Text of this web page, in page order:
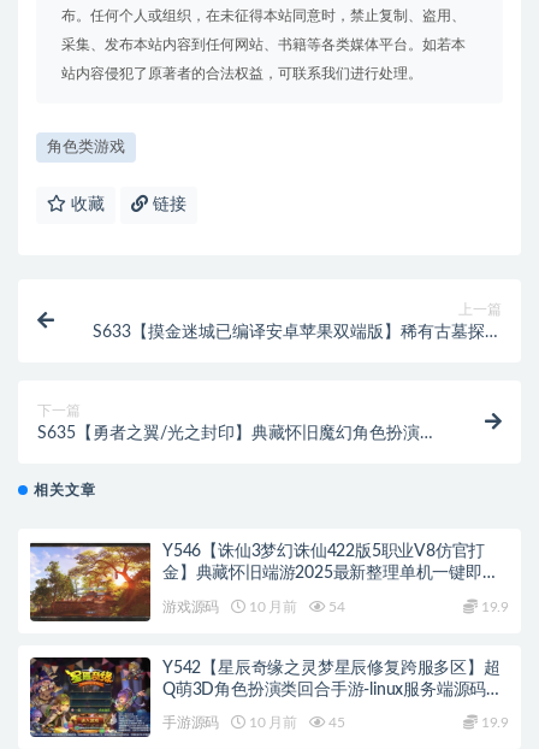
布。任何个人或组织，在未征得本站同意时，禁止复制、盗用、
采集、发布本站内容到任何网站、书籍等各类媒体平台。如若本
站内容侵犯了原著者的合法权益，可联系我们进行处理。
角色类游戏
收藏 链接
上一篇
S633【摸金迷城已编译安卓苹果双端版】稀有古墓探险
下一篇
S635【勇者之翼/光之封印】典藏怀旧魔幻角色扮演类
相关文章
Y546【诛仙3梦幻诛仙422版5职业V8仿官打
金】典藏怀旧端游2025最新整理单机一键即玩
镜像端+Linux手工服务端+网页注册+GM工具
+PC客户端+教程
游戏源码 10 月前 54 19.9
Y542【星辰奇缘之灵梦星辰修复跨服多区】超
Q萌3D角色扮演类回合手游-linux服务端源码视
手游源码 10 月前 45 19.9